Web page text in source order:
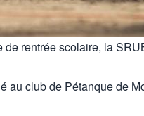
rentrée scolaire, la
au club de Pétanque de